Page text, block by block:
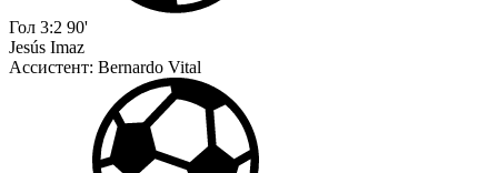
Гол 3:2 90'
Jesús Imaz
Ассистент: Bernardo Vital